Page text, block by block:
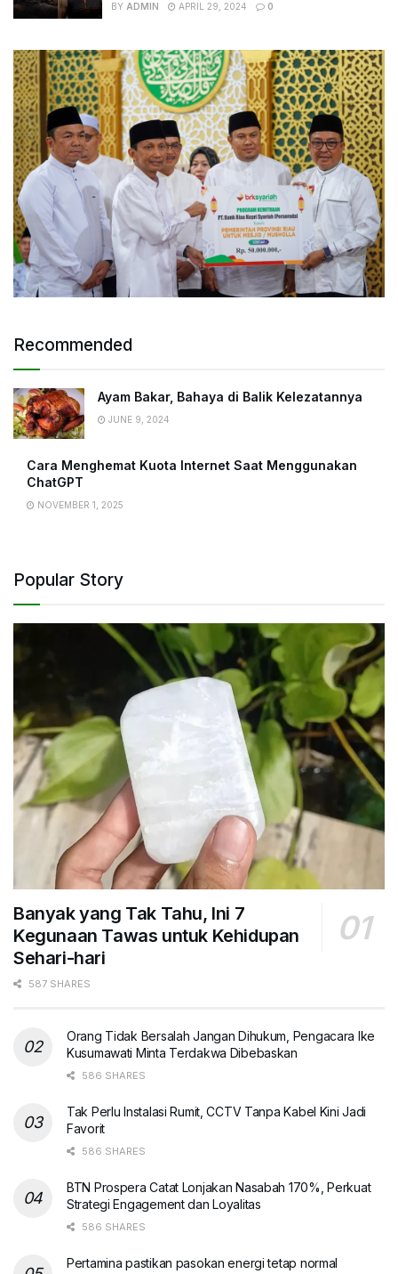
BY ADMIN APRIL 29, 2024 0
Recommended
Ayam Bakar, Bahaya di Balik Kelezatannya
JUNE 9, 2024
Cara Menghemat Kuota Internet Saat Menggunakan
ChatGPT
NOVEMBER 1, 2025
Popular Story
Banyak yang Tak Tahu, Ini 7
Kegunaan Tawas untuk Kehidupan
Sehari-hari
587 SHARES
Orang Tidak Bersalah Jangan Dihukum, Pengacara Ike
Kusumawati Minta Terdakwa Dibebaskan
586 SHARES
Tak Perlu Instalasi Rumit, CCTV Tanpa Kabel Kini Jadi
Favorit
586 SHARES
BTN Prospera Catat Lonjakan Nasabah 170%, Perkuat
Strategi Engagement dan Loyalitas
586 SHARES
Pertamina pastikan pasokan energi tetap normal